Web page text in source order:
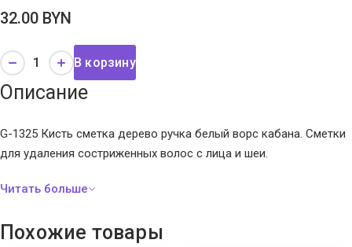
32.00 BYN
В корзину
Описание
G-1325 Кисть сметка дерево ручка белый ворс кабана. Сметки
для удаления состриженных волос с лица и шеи.
Похожие товары